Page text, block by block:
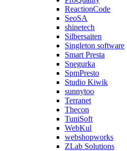
ReactionCode
SeoSA
shinetech
Silbersaiten
Singleton software
Smart Presta
Snegurka
SpmPresto
Studio Kiwik
sunnytoo
Terranet
Thecon
TuniSoft
WebKul
webshopworks
ZLab Solutions